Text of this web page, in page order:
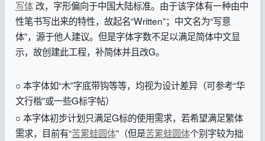
写体改，字形偏向于中国大陆标准。由于该字体有一种由中
性笔书写出来的特性，故起名“Written”；中文名为“写意
体”，源于他人建议。但是字体字数不足以满足简体中文显
示，故创建此工程，补简体并且改G。
○ 本字体如“木”字底带钩等等，均视为设计差异（可参考“华
文行楷”或一些G标字帖）
○ 本字体初步计划只满足G标的使用需求，若希望满足繁体
需求，目前有“苦累蛙圆体”（但是苦累蛙圆体个别字较为拙